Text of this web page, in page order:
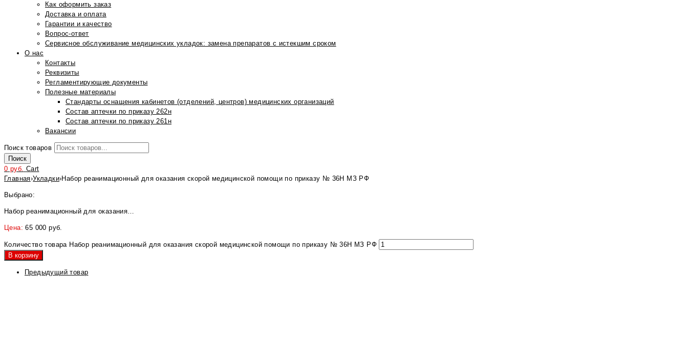
Как оформить заказ
Доставка и оплата
Гарантии и качество
Вопрос-ответ
Сервисное обслуживание медицинских укладок: замена препаратов с истекшим сроком
О нас
Контакты
Реквизиты
Регламентирующие документы
Полезные материалы
Стандарты оснащения кабинетов (отделений, центров) медицинских организаций
Состав аптечки по приказу 262н
Состав аптечки по приказу 261н
Вакансии
Поиск товаров
Поиск
0 руб. Cart
Главная›Укладки›Набор реанимационный для оказания скорой медицинской помощи по приказу № 36Н МЗ РФ
Выбрано:
Набор реанимационный для оказания…
Цена:65 000 руб.
Количество товара Набор реанимационный для оказания скорой медицинской помощи по приказу № 36Н МЗ РФ
В корзину
Предыдущий товар